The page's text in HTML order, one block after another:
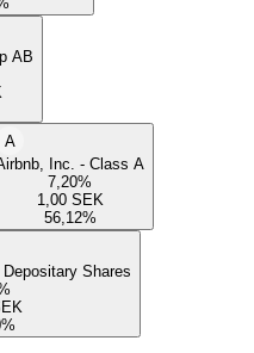
AB
A
Inc. - Class A
7,20%
1,00 SEK
56,12%
Shares
%